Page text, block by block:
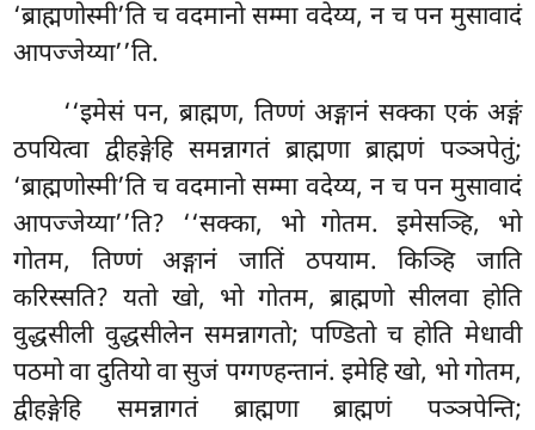
‘ब्राह्मणोस्मी’ति च वदमानो सम्मा वदेय्य, न च पन मुसावादं
आपज्जेय्या’’ति.
‘‘इमेसं पन, ब्राह्मण, तिण्णं अङ्गानं सक्का एकं अङ्गं
ठपयित्वा द्वीहङ्गेहि समन्नागतं ब्राह्मणा ब्राह्मणं पञ्ञपेतुं;
‘ब्राह्मणोस्मी’ति च वदमानो सम्मा वदेय्य, न च पन मुसावादं
आपज्जेय्या’’ति? ‘‘सक्का, भो गोतम. इमेसञ्हि, भो
गोतम, तिण्णं अङ्गानं जातिं ठपयाम. किञ्हि जाति
करिस्सति? यतो खो, भो गोतम, ब्राह्मणो सीलवा होति
वुद्धसीली वुद्धसीलेन समन्नागतो; पण्डितो च होति मेधावी
पठमो वा दुतियो वा सुजं पग्गण्हन्तानं. इमेहिखो, भो गोतम,
द्वीहङ्गेहि समन्नागतं ब्राह्मणा ब्राह्मणं पञ्ञपेन्ति;